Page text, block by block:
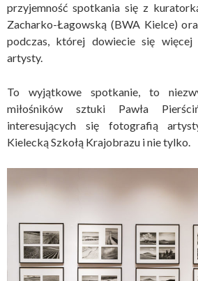
przyjemność spotkania się z
Zacharko-Łagowską (BWA Kielce)
podczas, której dowiecie się
artysty.
To wyjątkowe spotkanie, to
miłośników sztuki Pawła
interesujących się fotografią
Kielecką Szkołą Krajobrazu i nie tylko.